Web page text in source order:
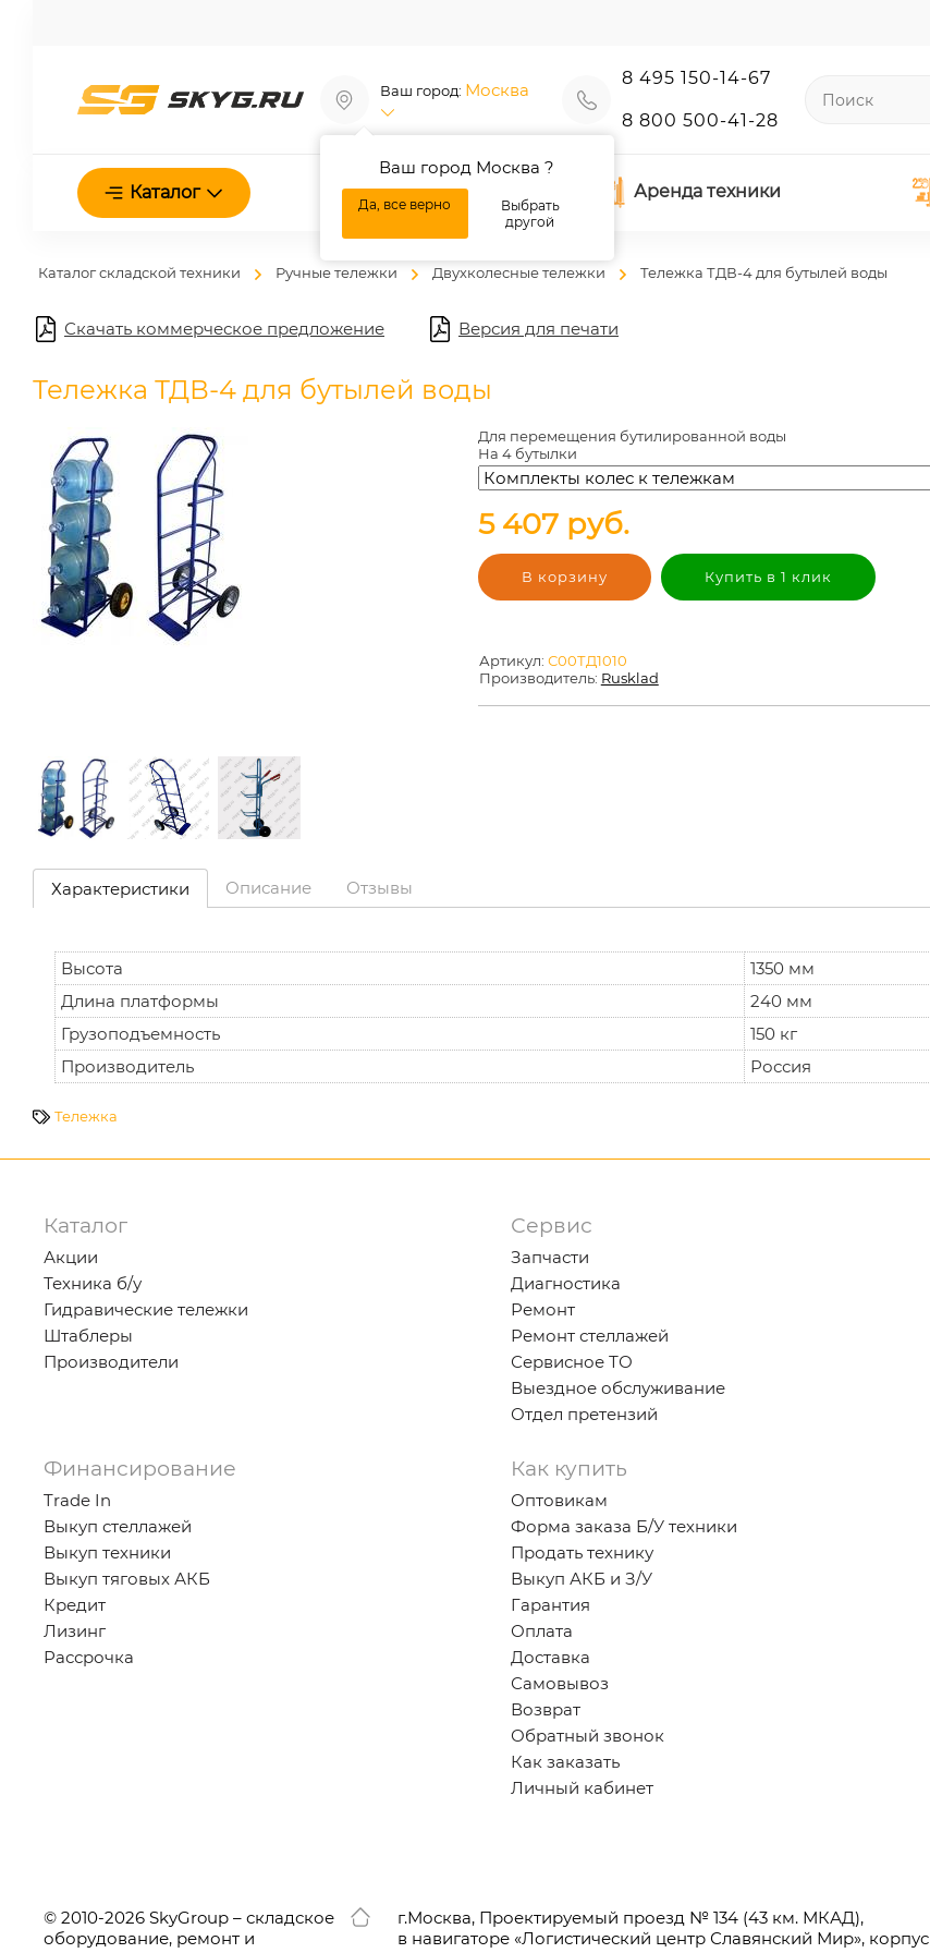
Ваш город: Москва
Ваш город Москва ?
Да, все верно
Выбрать
другой
8 495 150-14-67
8 800 500-41-28
Каталог О нас Аренда техники
Каталог складской техники Ручные тележки Двухколесные тележки Тележка ТДВ-4 для бутылей воды
Скачать коммерческое предложение Версия для печати
Тележка ТДВ-4 для бутылей воды
Для перемещения бутилированной воды
На 4 бутылки
5 407руб.
В корзину Купить в 1 клик
Артикул: С00ТД1010
Производитель: Rusklad
Характеристики Описание Отзывы
Высота
1350 мм
Длина платформы
240 мм
Грузоподъемность
150 кг
Производитель
Россия
Тележка
Каталог
Акции
Техника б/у
Гидравические тележки
Штаблеры
Производители
Сервис
Запчасти
Диагностика
Ремонт
Ремонт стеллажей
Сервисное ТО
Выездное обслуживание
Отдел претензий
Финансирование
Trade In
Выкуп стеллажей
Выкуп техники
Выкуп тяговых АКБ
Кредит
Лизинг
Рассрочка
Как купить
Оптовикам
Форма заказа Б/У техники
Продать технику
Выкуп АКБ и З/У
Гарантия
Оплата
Доставка
Самовывоз
Возврат
Обратный звонок
Как заказать
Личный кабинет
© 2010-2026 SkyGroup – складское
оборудование, ремонт и
г.Москва, Проектируемый проезд № 134 (43 км. МКАД),
в навигаторе «Логистический центр Славянский Мир», корпус